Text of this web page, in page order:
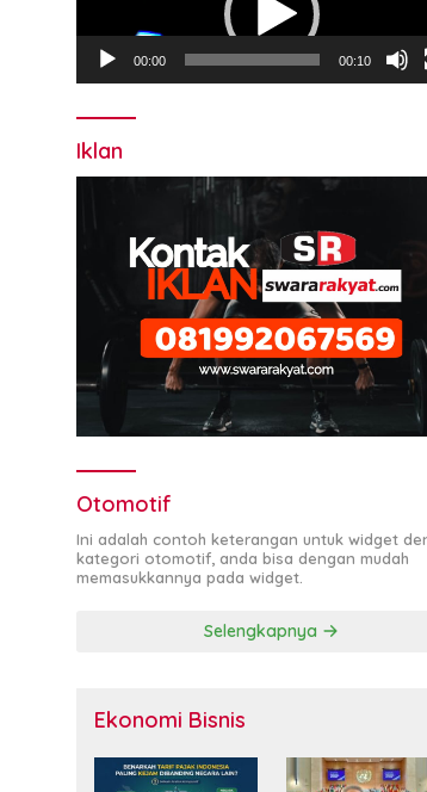
00:00 00:10
Iklan
Otomotif
Ini adalah contoh keterangan untuk widget
kategori otomotif, anda bisa dengan mudah
memasukkannya pada widget.
Selengkapnya
Ekonomi Bisnis